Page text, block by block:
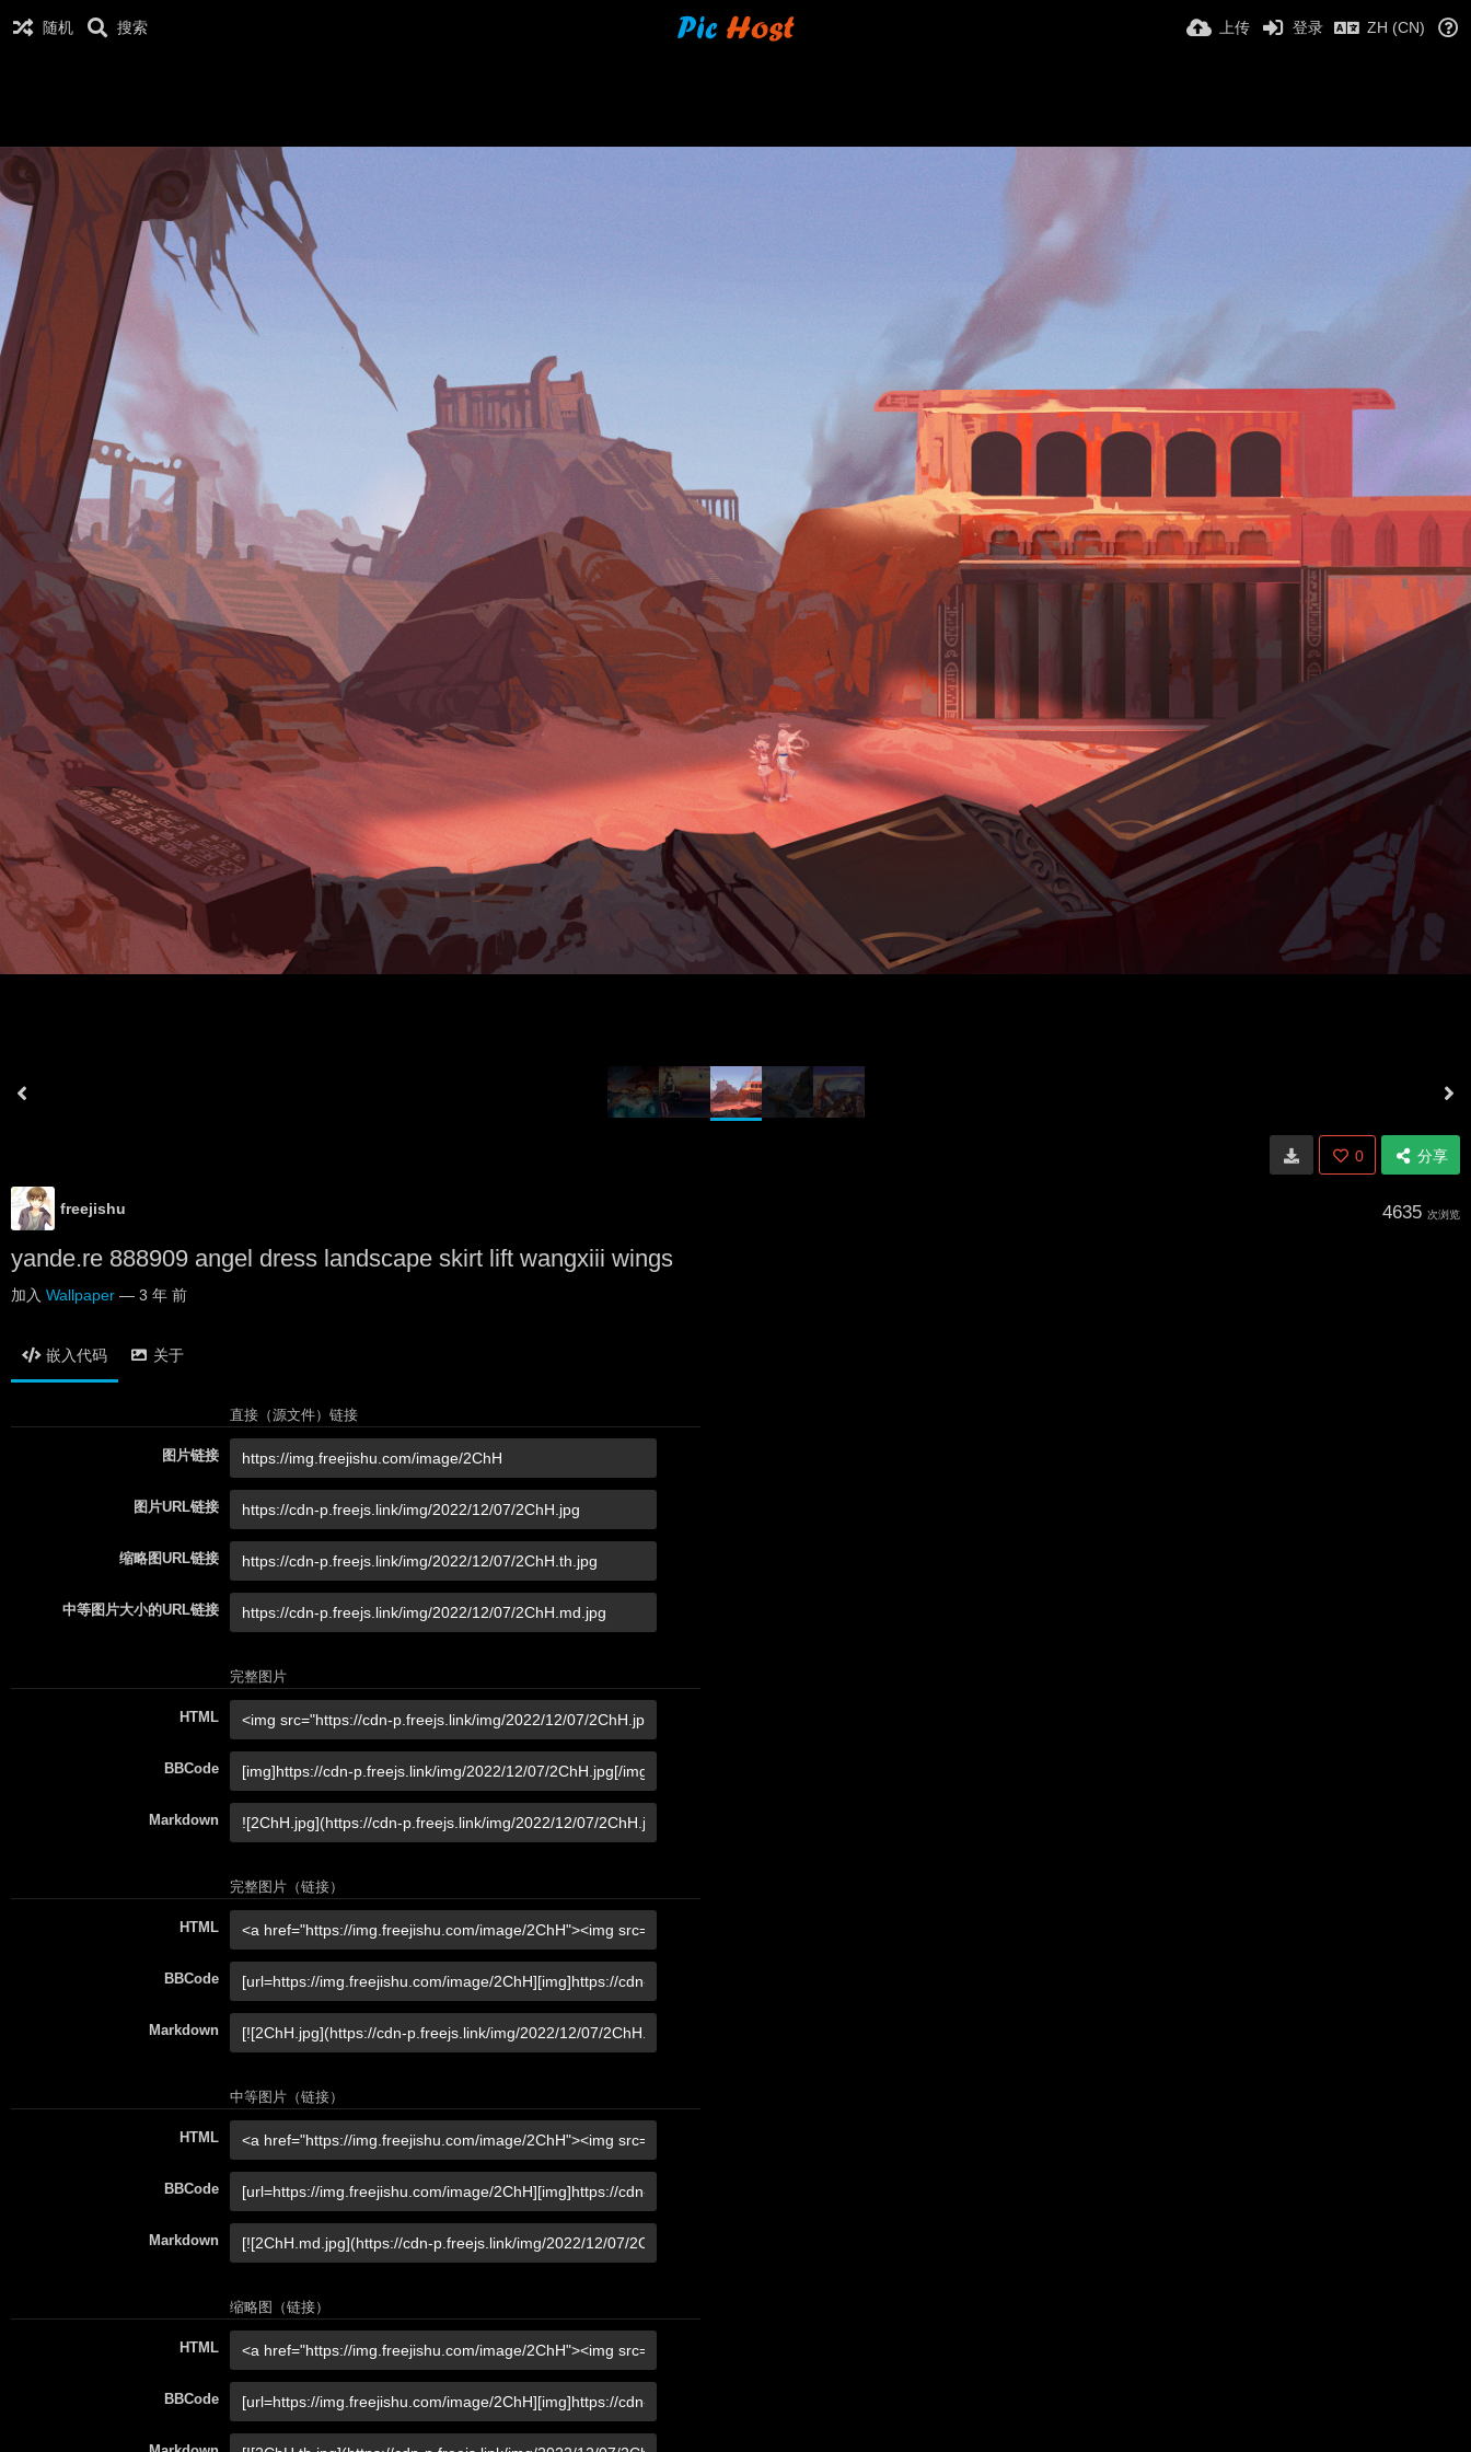
随机 搜索 上传 登录 ZH (CN)
0 分享
freejishu 4635 次浏览
yande.re 888909 angel dress landscape skirt lift wangxiii wings
加入 Wallpaper — 3 年 前
嵌入代码 关于
直接（源文件）链接
图片链接
图片URL链接
缩略图URL链接
中等图片大小的URL链接
完整图片
HTML
BBCode
Markdown
完整图片（链接）
HTML
BBCode
Markdown
中等图片（链接）
HTML
BBCode
Markdown
缩略图（链接）
HTML
BBCode